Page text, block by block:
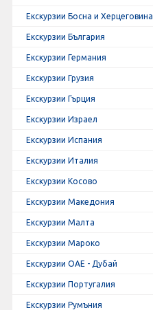
Екскурзии Босна и Херцеговина
Екскурзии България
Екскурзии Германия
Екскурзии Грузия
Екскурзии Гърция
Екскурзии Израел
Екскурзии Испания
Екскурзии Италия
Екскурзии Косово
Екскурзии Македония
Екскурзии Малта
Екскурзии Мароко
Екскурзии ОАЕ - Дубай
Екскурзии Португалия
Екскурзии Румъния